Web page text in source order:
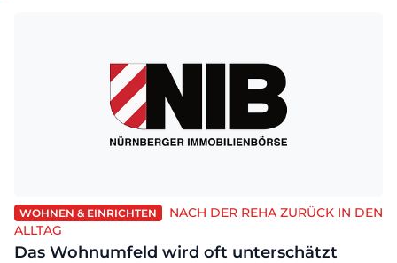
WOHNEN & EINRICHTEN
NACH DER REHA ZURÜCK IN DEN
ALLTAG
Das Wohnumfeld wird oft unterschätzt